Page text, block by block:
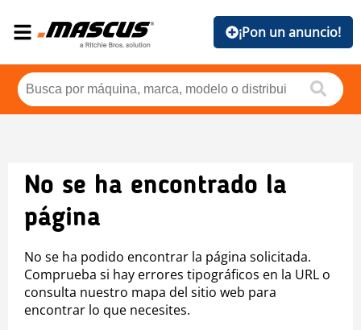
¡Pon un anuncio!
No se ha encontrado la
página
No se ha podido encontrar la página solicitada.
Comprueba si hay errores tipográficos en la URL o
consulta nuestro mapa del sitio web para
encontrar lo que necesites.